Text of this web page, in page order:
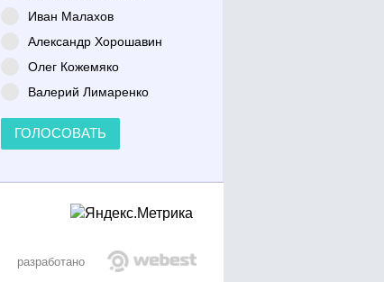
Иван Малахов
Александр Хорошавин
Олег Кожемяко
Валерий Лимаренко
ГОЛОСОВАТЬ
разработано